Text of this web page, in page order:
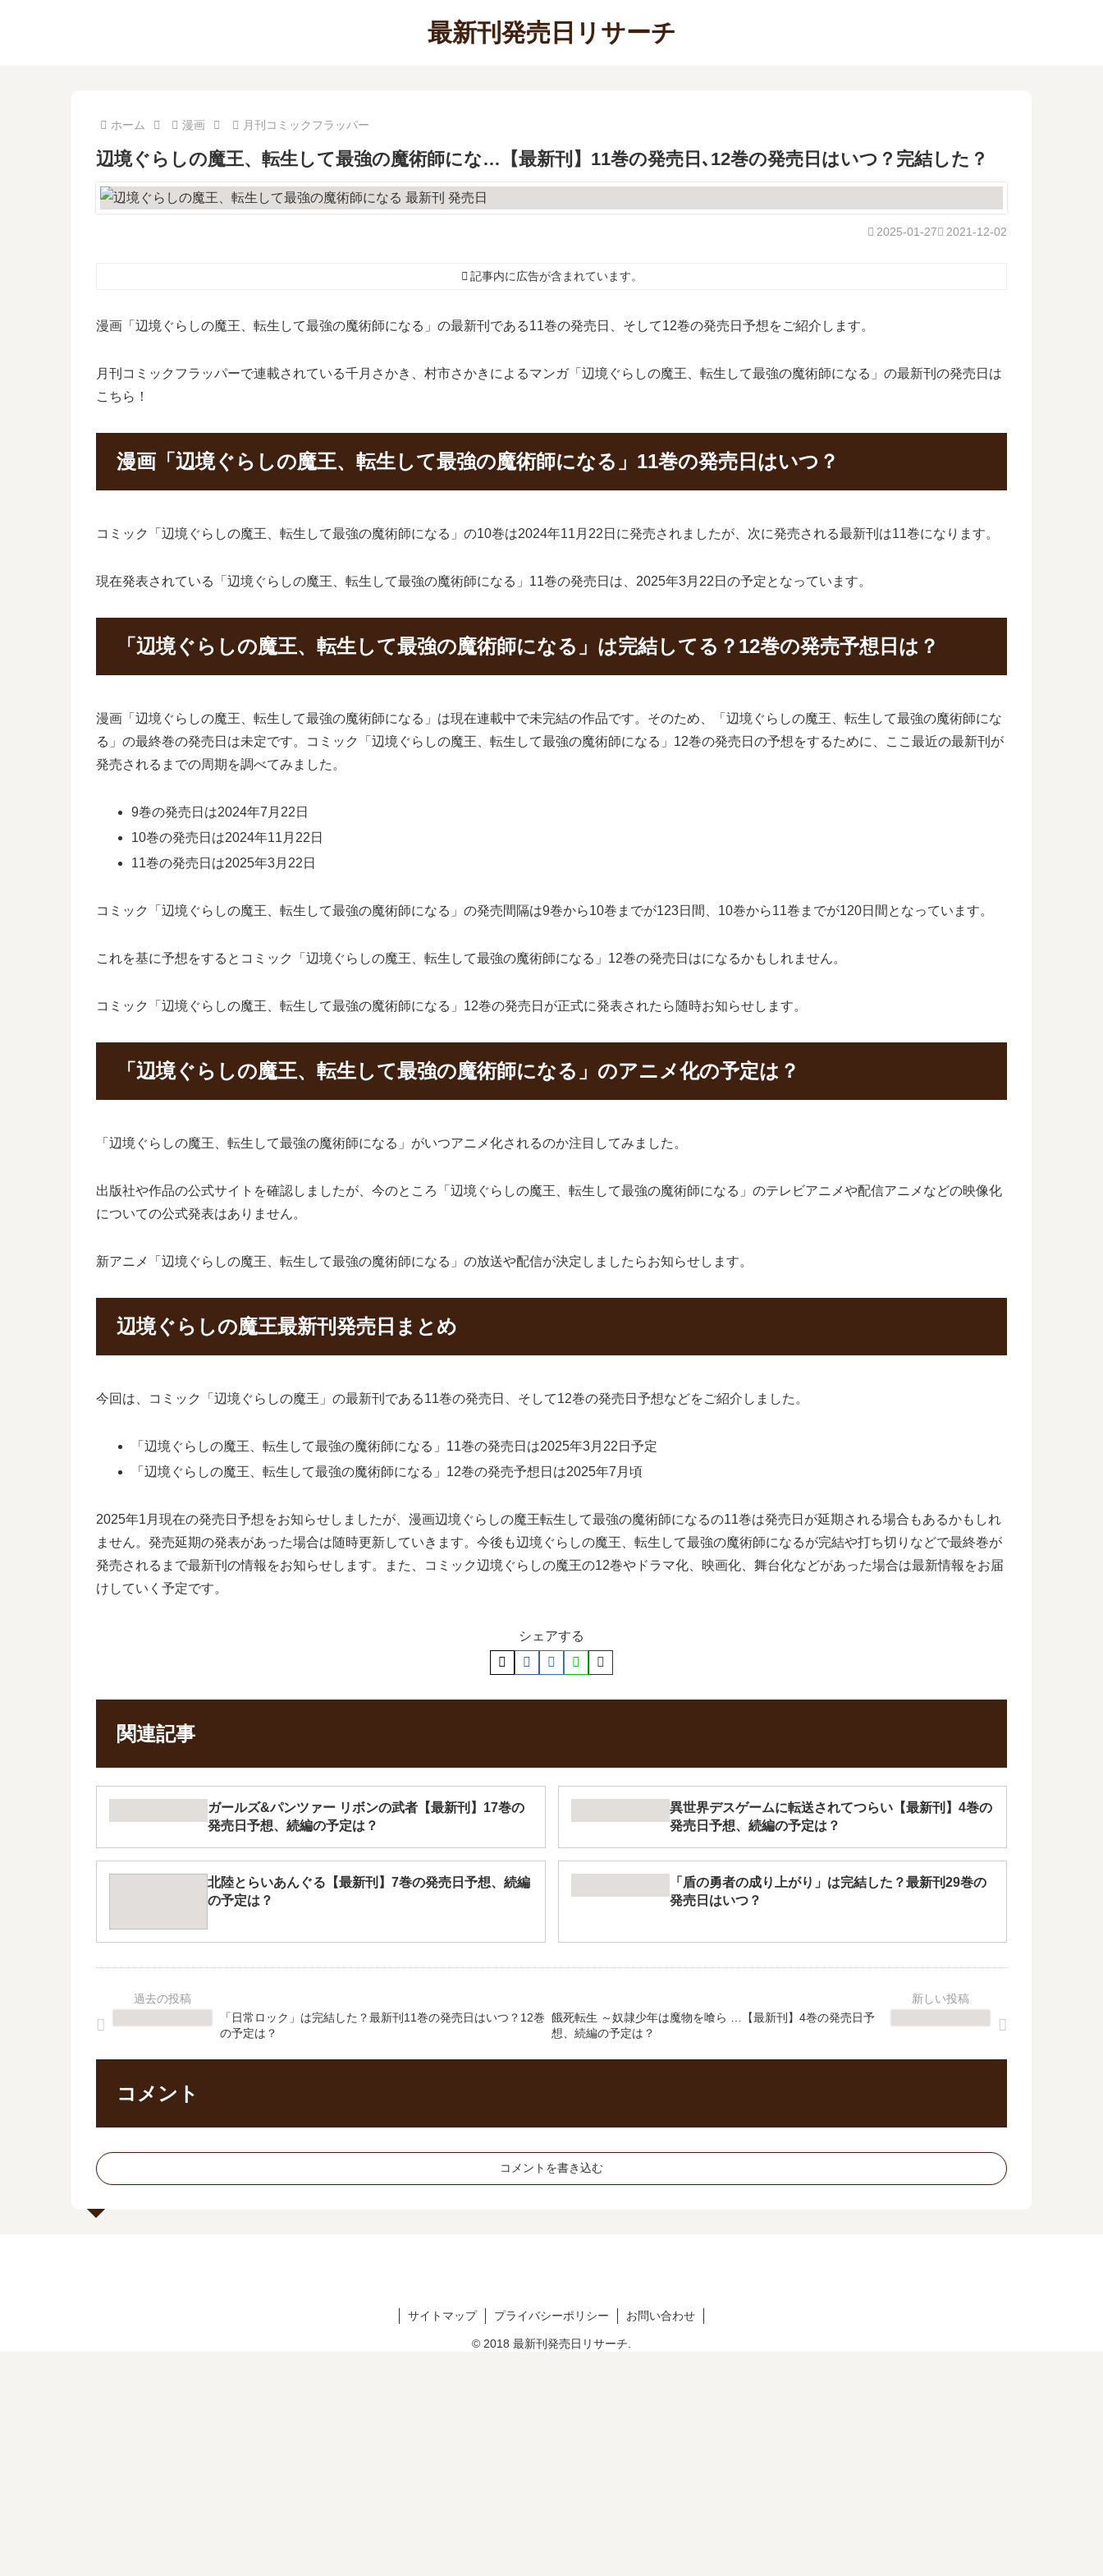
最新刊発売日リサーチ
ホーム 漫画 月刊コミックフラッパー
辺境ぐらしの魔王、転生して最強の魔術師にな…【最新刊】11巻の発売日､12巻の発売日はいつ？完結した？
2021-12-02
2025-01-27
記事内に広告が含まれています。
漫画「辺境ぐらしの魔王、転生して最強の魔術師になる」の最新刊である11巻の発売日、そして12巻の発売日予想をご紹介します。
月刊コミックフラッパーで連載されている千月さかき、村市さかきによるマンガ「辺境ぐらしの魔王、転生して最強の魔術師になる」の最新刊の発売日は
こちら！
漫画「辺境ぐらしの魔王、転生して最強の魔術師になる」11巻の発売日はいつ？
コミック「辺境ぐらしの魔王、転生して最強の魔術師になる」の10巻は2024年11月22日に発売されましたが、次に発売される最新刊は11巻になります。
現在発表されている「辺境ぐらしの魔王、転生して最強の魔術師になる」11巻の発売日は、2025年3月22日の予定となっています。
「辺境ぐらしの魔王、転生して最強の魔術師になる」は完結してる？12巻の発売予想日は？
漫画「辺境ぐらしの魔王、転生して最強の魔術師になる」は現在連載中で未完結の作品です。そのため、「辺境ぐらしの魔王、転生して最強の魔術師にな
る」の最終巻の発売日は未定です。コミック「辺境ぐらしの魔王、転生して最強の魔術師になる」12巻の発売日の予想をするために、ここ最近の最新刊が
発売されるまでの周期を調べてみました。
9巻の発売日は2024年7月22日
10巻の発売日は2024年11月22日
11巻の発売日は2025年3月22日
コミック「辺境ぐらしの魔王、転生して最強の魔術師になる」の発売間隔は9巻から10巻までが123日間、10巻から11巻までが120日間となっています。
これを基に予想をするとコミック「辺境ぐらしの魔王、転生して最強の魔術師になる」12巻の発売日はになるかもしれません。
コミック「辺境ぐらしの魔王、転生して最強の魔術師になる」12巻の発売日が正式に発表されたら随時お知らせします。
「辺境ぐらしの魔王、転生して最強の魔術師になる」のアニメ化の予定は？
「辺境ぐらしの魔王、転生して最強の魔術師になる」がいつアニメ化されるのか注目してみました。
出版社や作品の公式サイトを確認しましたが、今のところ「辺境ぐらしの魔王、転生して最強の魔術師になる」のテレビアニメや配信アニメなどの映像化
についての公式発表はありません。
新アニメ「辺境ぐらしの魔王、転生して最強の魔術師になる」の放送や配信が決定しましたらお知らせします。
辺境ぐらしの魔王最新刊発売日まとめ
今回は、コミック「辺境ぐらしの魔王」の最新刊である11巻の発売日、そして12巻の発売日予想などをご紹介しました。
「辺境ぐらしの魔王、転生して最強の魔術師になる」11巻の発売日は2025年3月22日予定
「辺境ぐらしの魔王、転生して最強の魔術師になる」12巻の発売予想日は2025年7月頃
2025年1月現在の発売日予想をお知らせしましたが、漫画辺境ぐらしの魔王転生して最強の魔術師になるの11巻は発売日が延期される場合もあるかもしれ
ません。発売延期の発表があった場合は随時更新していきます。今後も辺境ぐらしの魔王、転生して最強の魔術師になるが完結や打ち切りなどで最終巻が
発売されるまで最新刊の情報をお知らせします。また、コミック辺境ぐらしの魔王の12巻やドラマ化、映画化、舞台化などがあった場合は最新情報をお届
けしていく予定です。
シェアする
関連記事
ガールズ&パンツァー リボンの武者【最新刊】17巻の
発売日予想、続編の予定は？
異世界デスゲームに転送されてつらい【最新刊】4巻の
発売日予想、続編の予定は？
北陸とらいあんぐる【最新刊】7巻の発売日予想、続編
の予定は？
「盾の勇者の成り上がり」は完結した？最新刊29巻の
発売日はいつ？
「日常ロック」は完結した？最新刊11巻の発売日はいつ？12巻
の予定は？
餓死転生 ～奴隷少年は魔物を喰ら …【最新刊】4巻の発売日予
想、続編の予定は？
コメント
コメントを書き込む
サイトマップ プライバシーポリシー お問い合わせ
© 2018 最新刊発売日リサーチ.